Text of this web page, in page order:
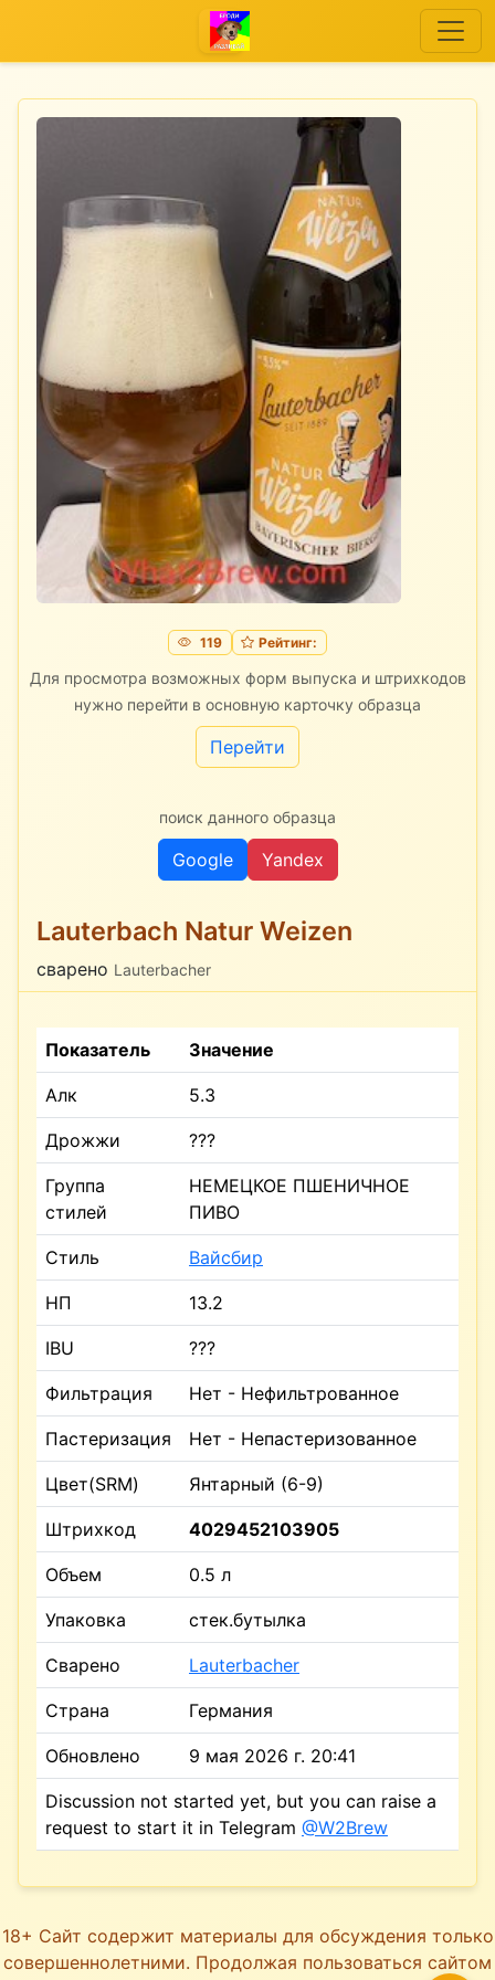
119 Рейтинг:
Для просмотра возможных форм выпуска и штрихкодов
нужно перейти в основную карточку образца
Перейти
поиск данного образца
Google Yandex
Lauterbach Natur Weizen
сварено Lauterbacher
Показатель Значение
Алк 5.3
Дрожжи ???
Группа
стилей
НЕМЕЦКОЕ ПШЕНИЧНОЕ
ПИВО
Стиль Вайсбир
НП 13.2
IBU ???
Фильтрация Нет - Нефильтрованное
Пастеризация Нет - Непастеризованное
Цвет(SRM) Янтарный (6-9)
Штрихкод 4029452103905
Объем 0.5 л
Упаковка стек.бутылка
Сварено Lauterbacher
Страна Германия
Обновлено 9 мая 2026 г. 20:41
Discussion not started yet, but you can raise a
request to start it in Telegram @W2Brew
18+ Сайт содержит материалы для обсуждения только
совершеннолетними. Продолжая пользоваться сайтом